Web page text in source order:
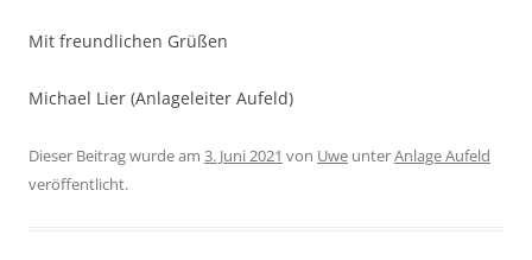
Mit freundlichen Grüßen
Michael Lier (Anlageleiter Aufeld)
Dieser Beitrag wurde am 3. Juni 2021 von Uwe unterAnlage Aufeld
veröffentlicht.